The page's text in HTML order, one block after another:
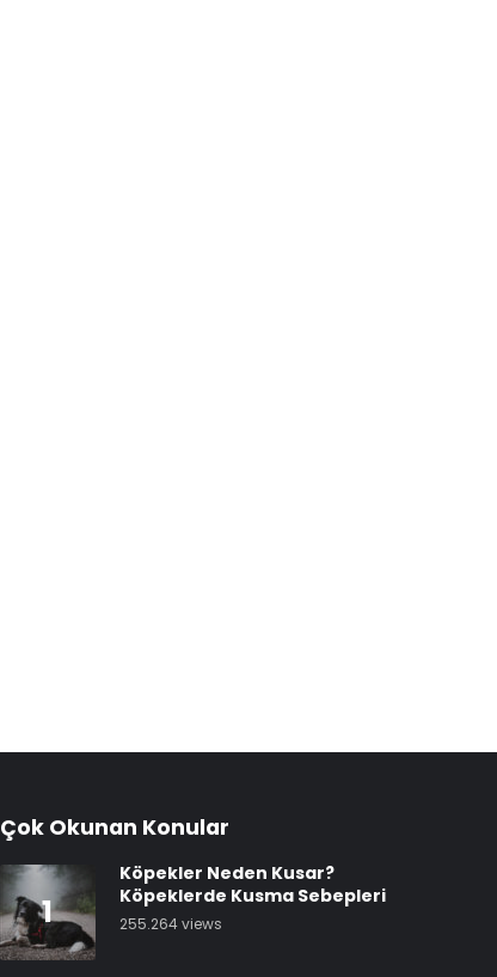
Çok Okunan Konular
1
Köpekler Neden Kusar?
Köpeklerde Kusma Sebepleri
255.264 views